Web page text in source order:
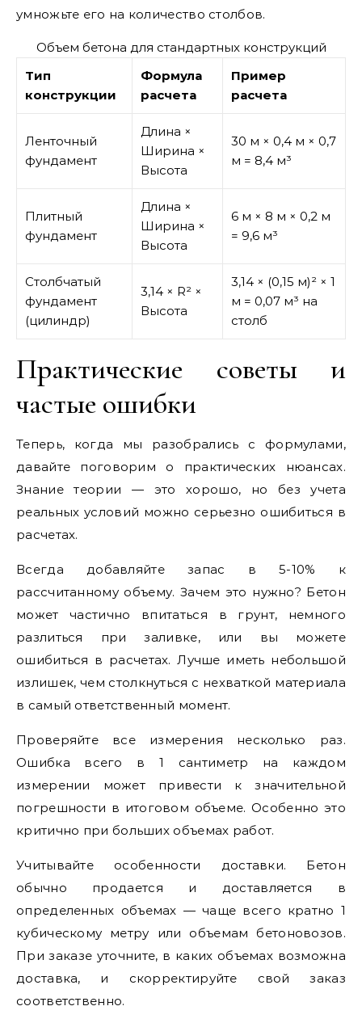
умножьте его на количество столбов.
Объем бетона для стандартных конструкций
Тип
конструкции
Формула
расчета
Пример
расчета
Ленточный
фундамент
Длина ×
Ширина ×
Высота
30 м × 0,4 м × 0,7
м = 8,4 м³
Плитный
фундамент
Длина ×
Ширина ×
Высота
6 м × 8 м × 0,2 м
= 9,6 м³
Столбчатый
фундамент
(цилиндр)
3,14 × R² ×
Высота
3,14 × (0,15 м)² × 1
м = 0,07 м³ на
столб
Практические советы и
частые ошибки
Теперь, когда мы разобрались с формулами,
давайте поговорим о практических нюансах.
Знание теории — это хорошо, но без учета
реальных условий можно серьезно ошибиться в
расчетах.
Всегда добавляйте запас в 5-10% к
рассчитанному объему. Зачем это нужно? Бетон
может частично впитаться в грунт, немного
разлиться при заливке, или вы можете
ошибиться в расчетах. Лучше иметь небольшой
излишек, чем столкнуться с нехваткой материала
в самый ответственный момент.
Проверяйте все измерения несколько раз.
Ошибка всего в 1 сантиметр на каждом
измерении может привести к значительной
погрешности в итоговом объеме. Особенно это
критично при больших объемах работ.
Учитывайте особенности доставки. Бетон
обычно продается и доставляется в
определенных объемах — чаще всего кратно 1
кубическому метру или объемам бетоновозов.
При заказе уточните, в каких объемах возможна
доставка, и скорректируйте свой заказ
соответственно.